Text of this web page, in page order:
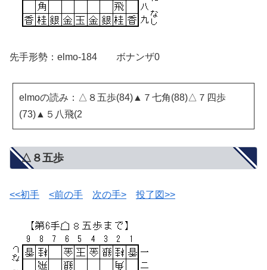
先手形勢：elmo-184 ボナンザ0
elmoの読み：△８五歩(84)▲７七角(88)△７四歩
(73)▲５八飛(2
△８五歩
<<初手 <前の手 次の手> 投了図>>